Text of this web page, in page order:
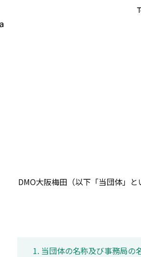
DMO大阪梅田（以下「当団体」
1. 当団体の名称及び事務局の